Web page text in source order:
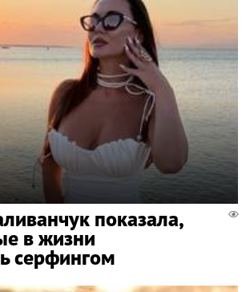
показала,
в жизни
серфингом